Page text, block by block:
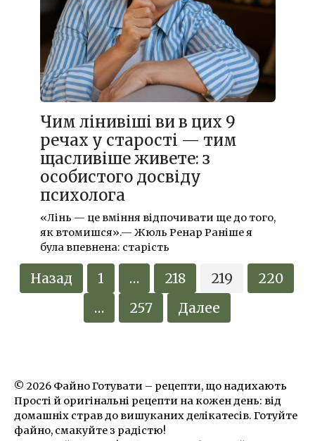
Чим лінивіші ви в цих 9
речах у старості — тим
щасливіше живете: з
особистого досвіду
психолога
«Лінь — це вміння відпочивати ще до того,
як втомишся».— Жюль Ренар Раніше я
була впевнена: старість
Пагинация
записей
Назад 1 … 218 219
220
…
257 Далее
© 2026 Файно Готувати – рецепти, що надихають
Прості й оригінальні рецепти на кожен день: від
домашніх страв до вишуканих делікатесів. Готуйте
файно, смакуйте з радістю!